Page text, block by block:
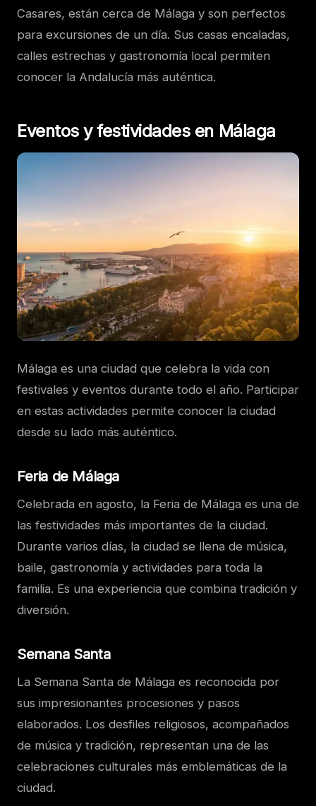
Casares, están cerca de Málaga y son perfectos
para excursiones de un día. Sus casas encaladas,
calles estrechas y gastronomía local permiten
conocer la Andalucía más auténtica.
Eventos y festividades en Málaga
Málaga es una ciudad que celebra la vida con
festivales y eventos durante todo el año. Participar
en estas actividades permite conocer la ciudad
desde su lado más auténtico.
Feria de Málaga
Celebrada en agosto, la Feria de Málaga es una de
las festividades más importantes de la ciudad.
Durante varios días, la ciudad se llena de música,
baile, gastronomía y actividades para toda la
familia. Es una experiencia que combina tradición y
diversión.
Semana Santa
La Semana Santa de Málaga es reconocida por
sus impresionantes procesiones y pasos
elaborados. Los desfiles religiosos, acompañados
de música y tradición, representan una de las
celebraciones culturales más emblemáticas de la
ciudad.